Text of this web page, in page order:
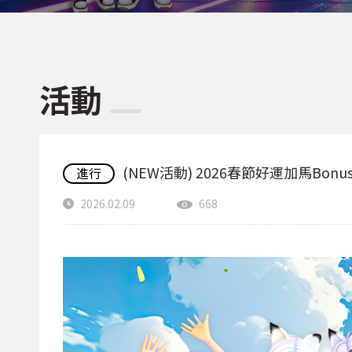
活動
進行 (NEW活動) 2026春節好運加馬
2026.02.09 668